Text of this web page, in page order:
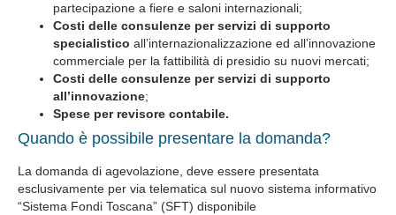
partecipazione a fiere e saloni internazionali;
Costi delle consulenze per servizi di supporto
specialistico all’internazionalizzazione ed all’innovazione
commerciale per la fattibilità di presidio su nuovi mercati;
Costi delle consulenze per servizi di supporto
all’innovazione;
Spese per revisore contabile.
Quando è possibile presentare la domanda?
La domanda di agevolazione, deve essere presentata
esclusivamente per via telematica sul nuovo sistema informativo
“Sistema Fondi Toscana” (SFT) disponibile